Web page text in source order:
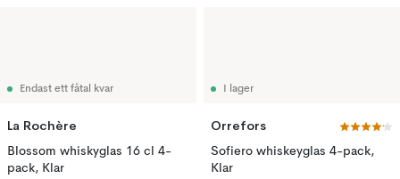
Endast ett fåtal kvar
La Rochère
Blossom whiskyglas 16 cl 4-
pack, Klar
I lager
Orrefors
Sofiero whiskeyglas 4-pack,
Klar